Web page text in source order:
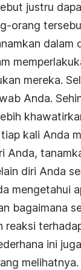
justru
orang
dalam
mereka.
Anda.
kali Anda
Anda,
diri Anda
mengetahui
bagaimana
reaksi
ini
melihatnya.